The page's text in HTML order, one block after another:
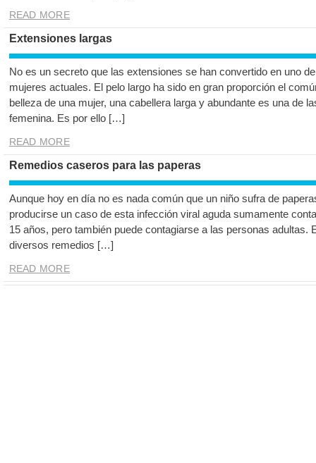
READ MORE
Extensiones largas
No es un secreto que las extensiones se han convertido en uno
mujeres actuales. El pelo largo ha sido en gran proporción el
belleza de una mujer, una cabellera larga y abundante es una de
femenina. Es por ello […]
READ MORE
Remedios caseros para las paperas
Aunque hoy en día no es nada común que un niño sufra de
producirse un caso de esta infección viral aguda sumamente
15 años, pero también puede contagiarse a las personas adultas.
diversos remedios […]
READ MORE